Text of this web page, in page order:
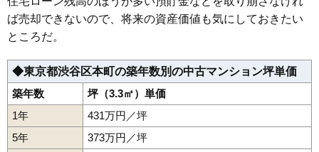
相場 3,430万円～3,730万円
(100.9万円/㎡~109.7万円/㎡)
無料一括査定をする
トーシンフェニックス初台
住所 東京都渋谷区本町1丁目
交通 初台駅（5分）、幡ヶ谷駅（7分）
ば売却できないので、将来の資産価値も気にしておきたい
ところだ。
◆東京都渋谷区本町の築年数別の中古マンション坪単価
築年数
坪（3.3㎡）単価
1年
431万円／坪
5年
373万円／坪